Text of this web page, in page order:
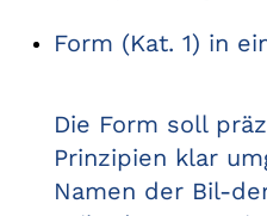
Form (Kat. 1) in
Die Form soll
Prinzipien klar
Namen der Bil-